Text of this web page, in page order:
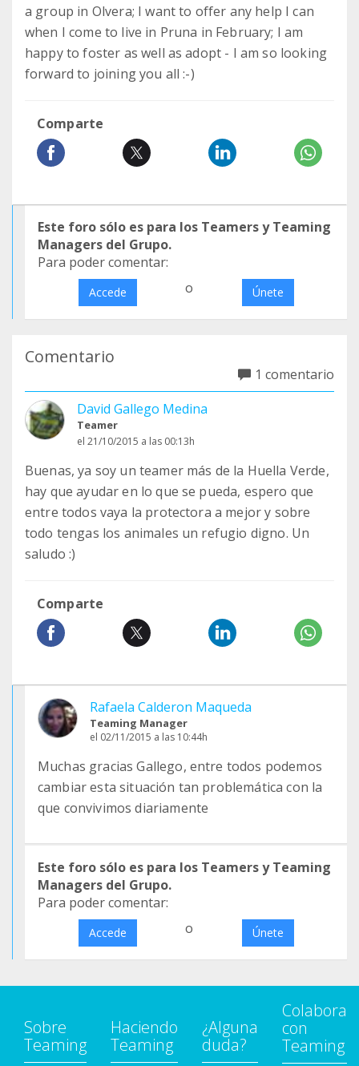
a group in Olvera; I want to offer any help I can
when I come to live in Pruna in February; I am
happy to foster as well as adopt - I am so looking
forward to joining you all :-)
Comparte
Este foro sólo es para los Teamers y Teaming
Managers del Grupo.
Para poder comentar:
Accede o Únete
Comentario
1 comentario
David Gallego Medina
Teamer
el 21/10/2015 a las 00:13h
Buenas, ya soy un teamer más de la Huella Verde,
hay que ayudar en lo que se pueda, espero que
entre todos vaya la protectora a mejor y sobre
todo tengas los animales un refugio digno. Un
saludo :)
Comparte
Rafaela Calderon Maqueda
Teaming Manager
el 02/11/2015 a las 10:44h
Muchas gracias Gallego, entre todos podemos
cambiar esta situación tan problemática con la
que convivimos diariamente
Este foro sólo es para los Teamers y Teaming
Managers del Grupo.
Para poder comentar:
Accede o Únete
Sobre
Teaming
Haciendo
Teaming
¿Alguna
duda?
Colabora
con
Teaming